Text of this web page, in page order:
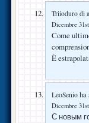
Triioduro di
Dicembre
Come
È
LeoSenio
Dicembre
С новым